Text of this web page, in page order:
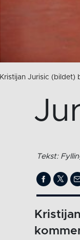
Kristijan Jurisic (bildet)
Tekst: